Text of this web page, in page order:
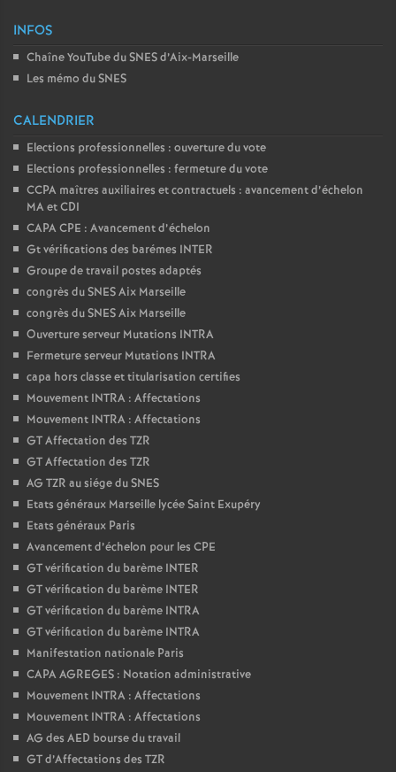
INFOS
Chaîne YouTube du SNES d’Aix-Marseille
Les mémo du SNES
CALENDRIER
Elections professionnelles : ouverture du vote
Elections professionnelles : fermeture du vote
CCPA maîtres auxiliaires et contractuels : avancement d’échelon
MA et CDI
CAPA CPE : Avancement d’échelon
Gt vérifications des barémes INTER
Groupe de travail postes adaptés
congrès du SNES Aix Marseille
congrès du SNES Aix Marseille
Ouverture serveur Mutations INTRA
Fermeture serveur Mutations INTRA
capa hors classe et titularisation certifies
Mouvement INTRA : Affectations
Mouvement INTRA : Affectations
GT Affectation des TZR
GT Affectation des TZR
AG TZR au siége du SNES
Etats généraux Marseille lycée Saint Exupéry
Etats généraux Paris
Avancement d’échelon pour les CPE
GT vérification du barème INTER
GT vérification du barème INTER
GT vérification du barème INTRA
GT vérification du barème INTRA
Manifestation nationale Paris
CAPA AGREGES : Notation administrative
Mouvement INTRA : Affectations
Mouvement INTRA : Affectations
AG des AED bourse du travail
GT d’Affectations des TZR